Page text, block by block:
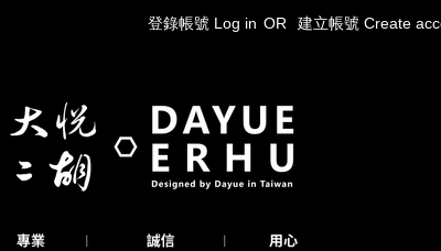
登錄帳號 Log in OR 建立帳號 Create